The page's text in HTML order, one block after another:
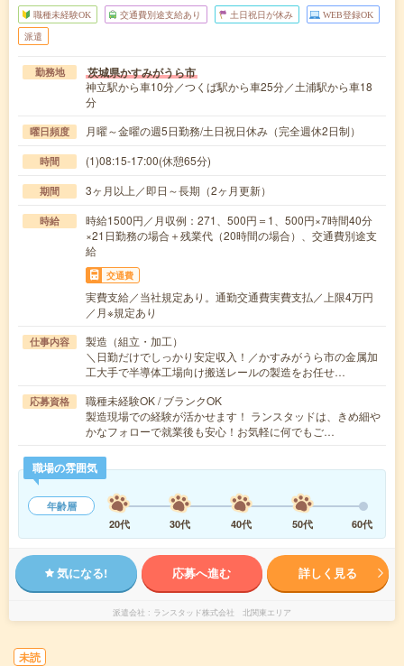
職種未経験OK 交通費別途支給あり 土日祝日が休み WEB登録OK
派遣
勤務地 茨城県かすみがうら市
神立駅から車10分／つくば駅から車25分／土浦駅から車18
分
曜日頻度 月曜～金曜の週5日勤務/土日祝日休み（完全週休2日制）
時間 (1)08:15-17:00(休憩65分)
期間 3ヶ月以上／即日～長期（2ヶ月更新）
時給
時給1500円／月収例：271、500円＝1、500円×7時間40分
×21日勤務の場合＋残業代（20時間の場合）、交通費別途支
給
交通費
実費支給／当社規定あり。通勤交通費実費支払／上限4万円
／月※規定あり
仕事内容
製造（組立・加工）
＼日勤だけでしっかり安定収入！／かすみがうら市の金属加
工大手で半導体工場向け搬送レールの製造をお任せ…
応募資格
職種未経験OK / ブランクOK
製造現場での経験が活かせます！ ランスタッドは、きめ細や
かなフォローで就業後も安心！お気軽に何でもご…
職場の雰囲気
年齢層
20代
30代 40代 50代 60代
気になる! 応募へ進む 詳しく見る
派遣会社 ランスタッド株式会社 北関東エリア
未読